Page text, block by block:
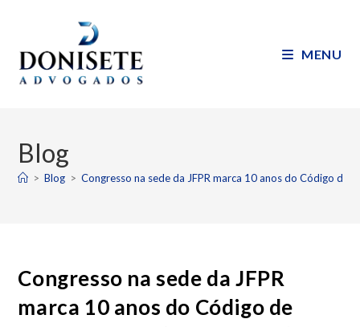
MENU
Blog
> Blog > Congresso na sede da JFPR marca 10 anos do Código de
Congresso na sede da JFPR
marca 10 anos do Código de